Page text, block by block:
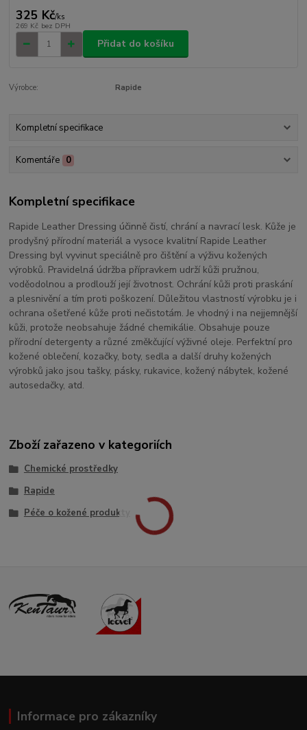
325 Kč/ks
269 Kč bez DPH
Přidat do košíku
Výrobce: Rapide
Kompletní specifikace
Komentáře 0
Kompletní specifikace
Rapide Leather Dressing účinně čistí, chrání a navrací lesk. Kůže je
prodyšný přírodní materiál a vysoce kvalitní Rapide Leather
Dressing byl vyvinut speciálně pro čištění a výživu kožených
výrobků. Pravidelná údržba přípravkem udrží kůži pružnou,
voděodolnou a prodlouží její životnost. Ochrání kůži proti praskání
a plesnivění a tím proti poškození. Důležitou vlastností výrobku je i
ochrana ošetřené kůže proti nečistotám. Je vhodný i na nejjemnější
kůži, protože neobsahuje žádné chemikálie. Obsahuje pouze
přírodní detergenty a různé změkčující výživné oleje. Perfektní pro
kožené oblečení, kozačky, boty, sedla a další druhy kožených
výrobků jako jsou tašky, pásky, rukavice, kožený nábytek, kožené
autosedačky, atd.
Zboží zařazeno v kategoriích
Chemické prostředky
Rapide
Péče o kožené produkty
Informace pro zákazníky